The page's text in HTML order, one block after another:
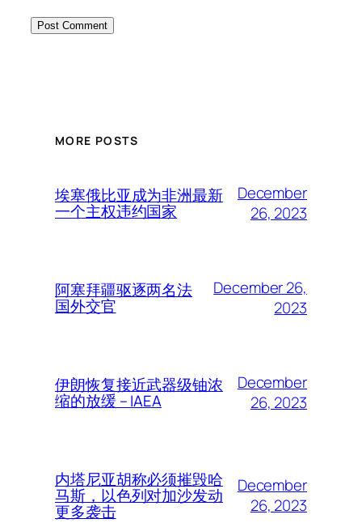
MORE POSTS
埃塞俄比亚成为非洲最新
一个主权违约国家
December
26, 2023
阿塞拜疆驱逐两名法
国外交官
December 26,
2023
伊朗恢复接近武器级铀浓
缩的放缓 – IAEA
December
26, 2023
内塔尼亚胡称必须摧毁哈
马斯，以色列对加沙发动
更多袭击
December
26, 2023